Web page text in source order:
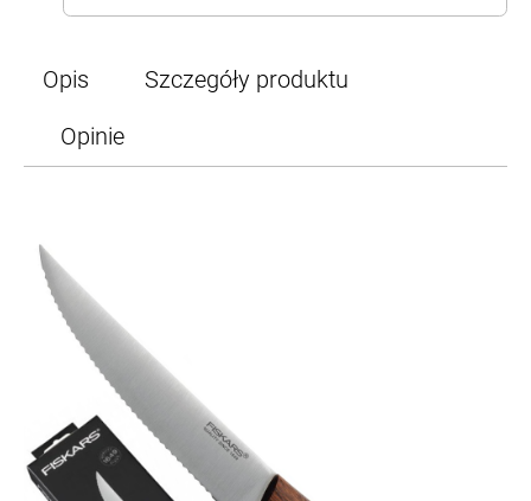
Opis
Szczegóły produktu
Opinie